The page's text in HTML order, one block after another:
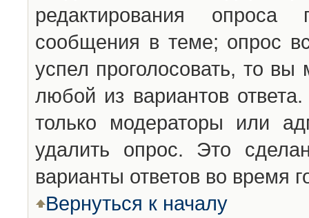
редактирования опроса
сообщения в теме; опрос
успел проголосовать, то вы
любой из вариантов
только модераторы или
удалить опрос. Это
варианты ответов во время
Вернуться к началу